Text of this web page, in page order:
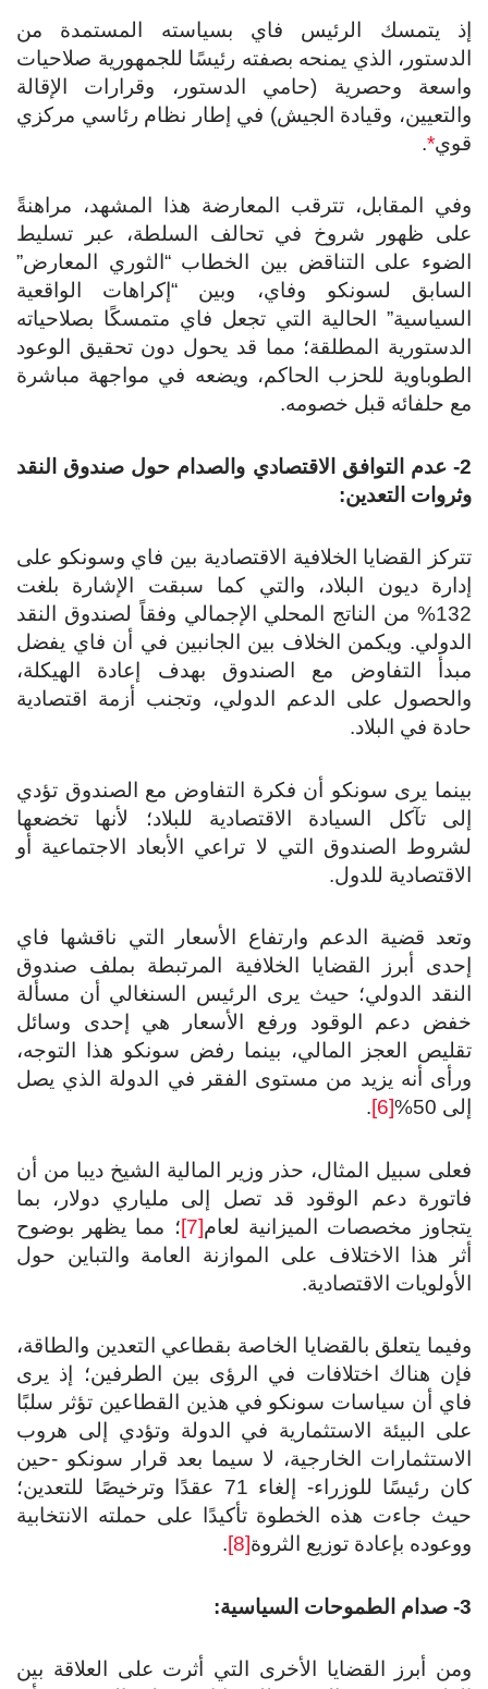
يتمسك الرئيس فاي بسياسته المستمدة من
الذي يمنحه بصفته رئيسًا للجمهورية صلاحيات
وحصرية (حامي الدستور، وقرارات الإقالة
وقيادة الجيش) في إطار نظام رئاسي مركزي
*
.
المقابل، تترقب المعارضة هذا المشهد، مراهنةً
ظهور شروخ في تحالف السلطة، عبر تسليط
على التناقض بين الخطاب “الثوري المعارض”
لسونكو وفاي، وبين “إكراهات الواقعية
الحالية التي تجعل فاي متمسكًا بصلاحياته
المطلقة؛ مما قد يحول دون تحقيق الوعود
للحزب الحاكم، ويضعه في مواجهة مباشرة
حلفائه قبل خصومه.
2- عدم التوافق الاقتصادي والصدام حول صندوق النقد
التعدين:
القضايا الخلافية الاقتصادية بين فاي وسونكو على
ديون البلاد، والتي كما سبقت الإشارة بلغت
132% من الناتج المحلي الإجمالي وفقاً لصندوق النقد
ويكمن الخلاف بين الجانبين في أن فاي يفضل
التفاوض مع الصندوق بهدف إعادة الهيكلة،
على الدعم الدولي، وتجنب أزمة اقتصادية
في البلاد.
يرى سونكو أن فكرة التفاوض مع الصندوق تؤدي
تآكل السيادة الاقتصادية للبلاد؛ لأنها تخضعها
الصندوق التي لا تراعي الأبعاد الاجتماعية أو
للدول.
قضية الدعم وارتفاع الأسعار التي ناقشها فاي
أبرز القضايا الخلافية المرتبطة بملف صندوق
الدولي؛ حيث يرى الرئيس السنغالي أن مسألة
دعم الوقود ورفع الأسعار هي إحدى وسائل
العجز المالي، بينما رفض سونكو هذا التوجه،
أنه يزيد من مستوى الفقر في الدولة الذي يصل
[6]
.
سبيل المثال، حذر وزير المالية الشيخ ديبا من أن
دعم الوقود قد تصل إلى ملياري دولار، بما
مخصصات الميزانية لعام[7]
؛ مما يظهر بوضوح
هذا الاختلاف على الموازنة العامة والتباين حول
الاقتصادية.
يتعلق بالقضايا الخاصة بقطاعي التعدين والطاقة،
هناك اختلافات في الرؤى بين الطرفين؛ إذ يرى
أن سياسات سونكو في هذين القطاعين تؤثر سلبًا
البيئة الاستثمارية في الدولة وتؤدي إلى هروب
الخارجية، لا سيما بعد قرار سونكو -حين
كان رئيسًا للوزراء- إلغاء 71 عقدًا وترخيصًا للتعدين؛
جاءت هذه الخطوة تأكيدًا على حملته الانتخابية
بإعادة توزيع الثروة
.
أبرز القضايا الأخرى التي أثرت على العلاقة بين